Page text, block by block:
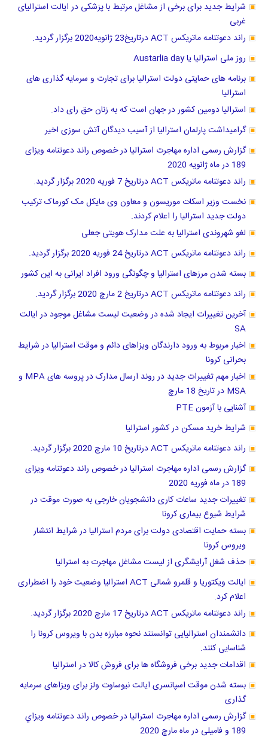
شرایط جدید برای برخی از مشاغل مرتبط با پزشکی در ایالت استرالیای
غربی
راند دعوتنامه ماتریکس ACT درتاریخ23 ژانویه2020 برگزار گردید.
روز ملی استرالیا یا Austarlia day
برنامه های حمایتی دولت استرالیا برای تجارت و سرمایه گذاری های
استرالیا
استرالیا دومین کشور در جهان است که به زنان حق رای داد.
گرامیداشت پارلمان استرالیا از آسیب دیدگان آتش سوزی اخیر
گزارش رسمی اداره مهاجرت استرالیا در خصوص راند دعوتنامه ویزای
189 در ماه ژانویه 2020
راند دعوتنامه ماتریکس ACT درتاریخ 7 فوریه 2020 برگزار گردید.
نخست وزیر اسکات موریسون و معاون وی مایکل مک کورماک ترکیب
دولت جدید استرالیا را اعلام کردند.
لغو شهروندی استرالیا به علت مدارک هویتی جعلی
راند دعوتنامه ماتریکس ACT درتاریخ 24 فوریه 2020 برگزار گردید.
بسته شدن مرزهای استرالیا و چگونگی ورود افراد ایرانی به این کشور
راند دعوتنامه ماتریکس ACT درتاریخ 2 مارچ 2020 برگزار گردید.
آخرین تغییرات ایجاد شده در وضعیت لیست مشاغل موجود در ایالت
SA
اخبار مربوط به ورود دارندگان ویزاهای دائم و موقت استرالیا در شرایط
بحرانی کرونا
اخبار مهم تغییرات جدید در روند ارسال مدارک در پروسه های MPA و
MSA در تاریخ 18 مارچ
آشنایی با آزمون PTE
شرایط خرید مسکن در کشور استرالیا
راند دعوتنامه ماتریکس ACT درتاریخ 10 مارچ 2020 برگزار گردید.
گزارش رسمی اداره مهاجرت استرالیا در خصوص راند دعوتنامه ویزای
189 در ماه فوریه 2020
تغییرات جدید ساعات کاری دانشجویان خارجی به صورت موقت در
شرایط شیوع بیماری کرونا
بسته حمایت اقتصادی دولت برای مردم استرالیا در شرایط انتشار
ویروس کرونا
حذف شغل آرایشگری از لیست مشاغل مهاجرت به استرالیا
ایالت ویکتوریا و قلمرو شمالی ACT استرالیا وضعیت خود را اضطراری
اعلام کرد.
راند دعوتنامه ماتریکس ACT درتاریخ 17 مارچ 2020 برگزار گردید.
دانشمندان استرالیایی توانستند نحوه مبارزه بدن با ویروس کرونا را
شناسایی کنند.
اقدامات جدید برخی فروشگاه ها برای فروش کالا در استرالیا
بسته شدن موقت اسپانسری ایالت نیوساوت ولز برای ویزاهای سرمایه
گذاری
گزارش رسمی اداره مهاجرت استرالیا در خصوص راند دعوتنامه ويزاي
189 و فامیلی در ماه مارچ 2020